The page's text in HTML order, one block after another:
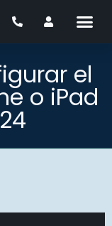
el
o iPad